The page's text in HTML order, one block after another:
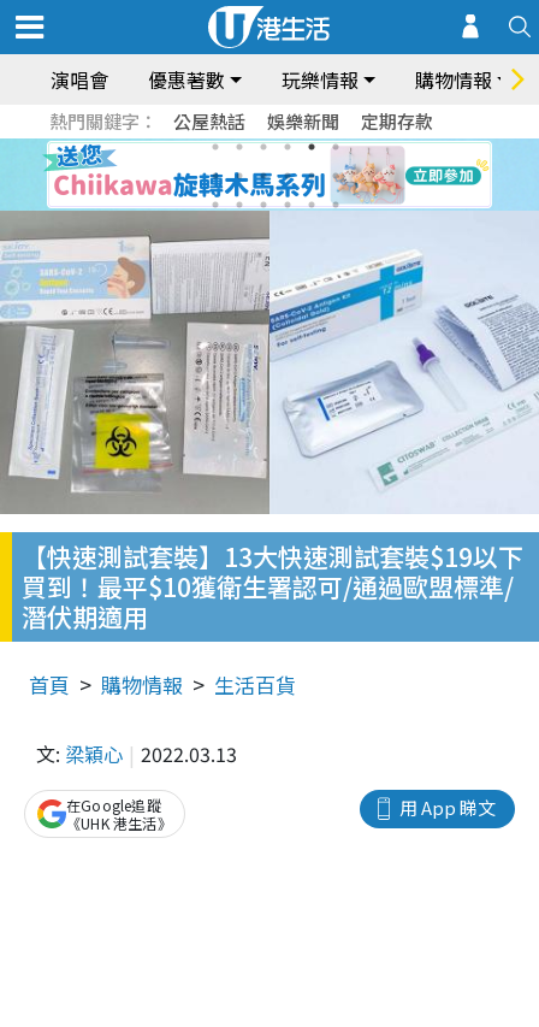
演唱會 優惠著數 玩樂情報 購物情報
熱門關鍵字： 公屋熱話 娛樂新聞 定期存款
【快速測試套裝】13大快速測試套裝$19以下
買到！最平$10獲衛生署認可/通過歐盟標準/
潛伏期適用
首頁 購物情報 生活百貨
文: 梁穎心 2022.03.13
用 App 睇文
在Google追蹤
《UHK 港生活》